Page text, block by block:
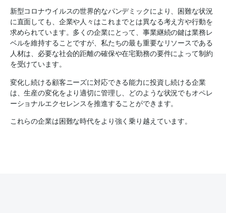
新型コロナウイルスの世界的なパンデミックにより、困難な状況
に直面しても、企業や人々はこれまでとは異なる考え方や行動を
求められています。多くの企業にとって、事業継続の鍵は業務レ
ベルを維持することですが、私たちの最も重要なリソースである
人材は、必要な社会的距離の確保や在宅勤務の要件によって制約
を受けています。
変化し続ける顧客ニーズに対応できる能力に投資し続ける企業
は、生産の変化をより適切に管理し、どのような状況でもオペレ
ーショナルエクセレンスを推進することができます。
これらの企業は困難な時代をより強く乗り越えています。